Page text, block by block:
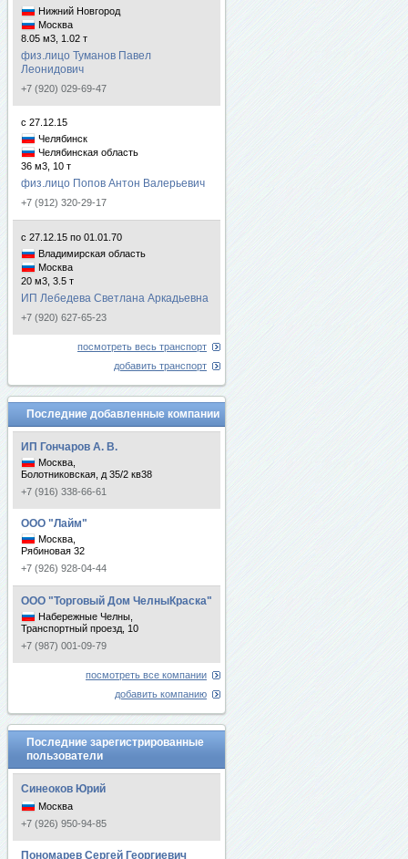
Нижний Новгород
Москва
8.05 м3, 1.02 т
физ.лицо Туманов Павел
Леонидович
+7 (920) 029-69-47
с 27.12.15
Челябинск
Челябинская область
36 м3, 10 т
физ.лицо Попов Антон Валерьевич
+7 (912) 320-29-17
с 27.12.15 по 01.01.70
Владимирская область
Москва
20 м3, 3.5 т
ИП Лебедева Светлана Аркадьевна
+7 (920) 627-65-23
посмотреть весь транспорт
добавить транспорт
Последние добавленные компании
ИП Гончаров А. В.
Москва,
Болотниковская, д 35/2 кв38
+7 (916) 338-66-61
ООО "Лайм"
Москва,
Рябиновая 32
+7 (926) 928-04-44
ООО "Торговый Дом ЧелныКраска"
Набережные Челны,
Транспортный проезд, 10
+7 (987) 001-09-79
посмотреть все компании
добавить компанию
Последние зарегистрированные
пользователи
Синеоков Юрий
Москва
+7 (926) 950-94-85
Пономарев Сергей Георгиевич